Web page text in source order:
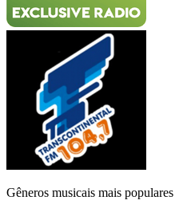
Gêneros musicais mais populares